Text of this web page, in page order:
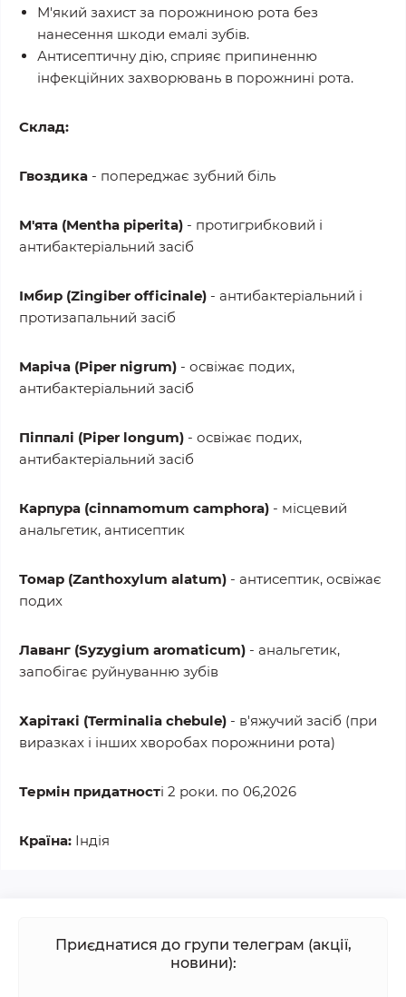
М'який захист за порожниною рота без
нанесення шкоди емалі зубів.
Антисептичну дію, сприяє припиненню
інфекційних захворювань в порожнині рота.
Склад:
Гвоздика - попереджає зубний біль
М'ята (Mentha piperita) - протигрибковий і
антибактеріальний засіб
Імбир (Zingiber officinale) - антибактеріальний і
протизапальний засіб
Маріча (Piper nigrum) - освіжає подих,
антибактеріальний засіб
Піппалі (Piper longum) - освіжає подих,
антибактеріальний засіб
Карпура (cinnamomum camphora) - місцевий
анальгетик, антисептик
Томар (Zanthoxylum alatum) - антисептик, освіжає
подих
Лаванг (Syzygium aromaticum) - анальгетик,
запобігає руйнуванню зубів
Харітакі (Terminalia chebule) - в'яжучий засіб (при
виразках і інших хворобах порожнини рота)
Термін придатності 2 роки. по 06,2026
Країна: Індія
Приєднатися до групи телеграм (акції,
новини):